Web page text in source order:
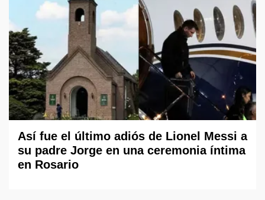
Así fue el último adiós de Lionel Messi a
su padre Jorge en una ceremonia íntima
en Rosario